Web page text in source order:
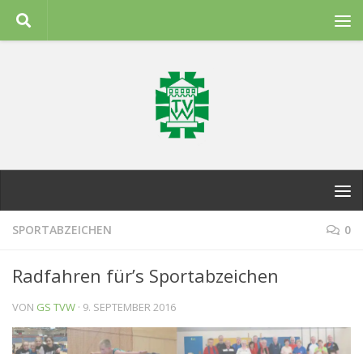
Zum Inhalt springen
SPORTABZEICHEN 0
Radfahren für’s Sportabzeichen
VON GS TVW · 9. SEPTEMBER 2016